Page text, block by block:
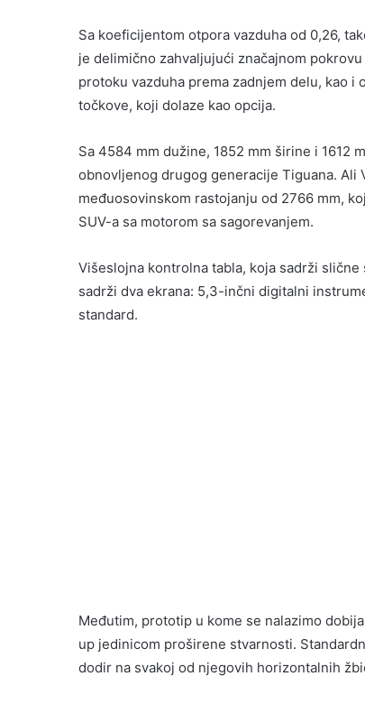
Sa koeficijentom otpora vazduha od 0,26,
je delimično zahvaljujući značajnom
protoku vazduha prema zadnjem delu, kao
točkove, koji dolaze kao opcija.
Sa 4584 mm dužine, 1852 mm širine i 1612
obnovljenog drugog generacije Tiguana.
međuosovinskom rastojanju od 2766 mm,
SUV-a sa motorom sa sagorevanjem.
Višeslojna kontrolna tabla, koja sadrži
sadrži dva ekrana: 5,3-inčni digitalni
standard.
Međutim, prototip u kome se nalazimo
up jedinicom proširene stvarnosti.
dodir na svakoj od njegovih horizontalnih